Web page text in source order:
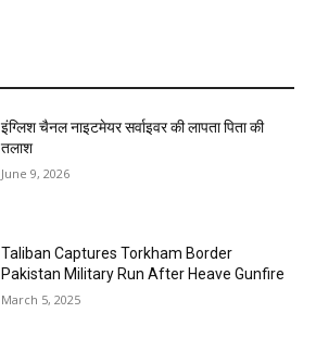
इंग्लिश चैनल नाइटमेयर सर्वाइवर की लापता पिता की
तलाश
June 9, 2026
Taliban Captures Torkham Border
Pakistan Military Run After Heave Gunfire
March 5, 2025